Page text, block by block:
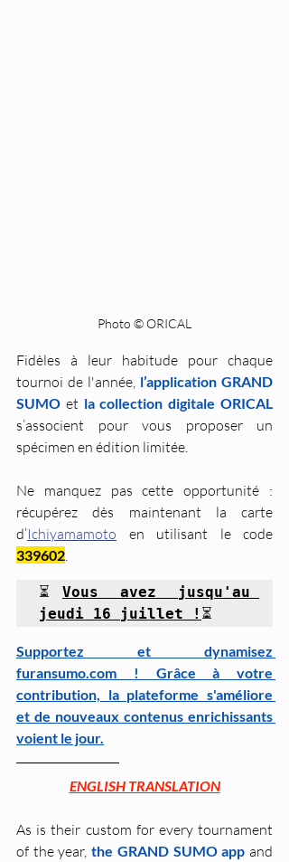
Photo © ORICAL
Fidèles à leur habitude pour chaque
tournoi de l'année, l’application GRAND
SUMO et la collection digitale ORICAL
s’associent pour vous proposer un
spécimen en édition limitée.
Ne manquez pas cette opportunité :
récupérez dès maintenant la carte
d’Ichiyamamoto
339602
⏳ Vous avez jusqu'au
jeudi 16 juillet ! ⏳
Supportez et dynamisez
furansumo.com ! Grâce à votre
contribution, la plateforme s'améliore
et de nouveaux contenus enrichissants
voient le jour.
ENGLISH TRANSLATION
As is their custom for every tournament
of the year, the GRAND SUMO app